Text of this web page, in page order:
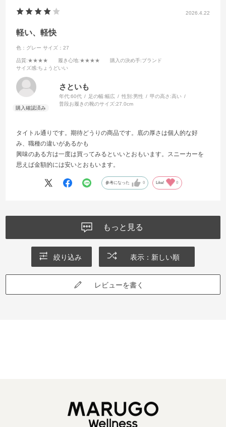
2026.4.22
軽い、軽快
色：グレー サイズ：27
品質:★★★★ 履き心地:★★★★ 購入の決め手:ブランド
サイズ感:ちょうどいい
さといも
年代:60代 足の幅:幅広 性別:男性 甲の高さ:高い
普段お履きの靴のサイズ:27.0cm
タイトル通りです。期待どうりの商品です。底の厚さは個人的な好
み、職種の違いがあるかも
興味のある方は一度は買ってみるといいとおもいます。スニーカーを
思えば金額的には安いとおもいます。
参考になった 0 Like! 0
もっと見る
絞り込み 表示：新しい順
レビューを書く